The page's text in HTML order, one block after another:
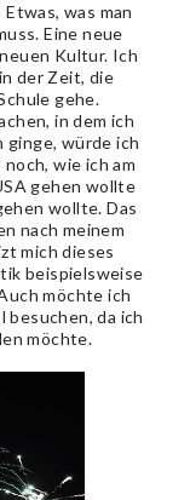
was man
Eine neue
Kultur. Ich
der Zeit, die
gehe.
in dem ich
ginge, würde ich
wie ich am
gehen wollte
wollte. Das
nach meinem
mich dieses
beispielsweise
möchte ich
da ich
möchte.